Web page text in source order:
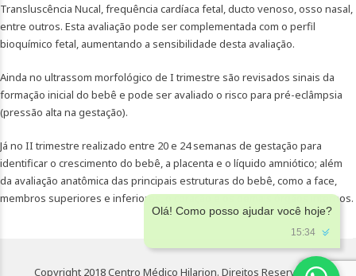
Olá! Como posso ajudar você hoje?
15:34
Transluscência Nucal, frequência cardíaca fetal, ducto venoso, osso nasal,
entre outros. Esta avaliação pode ser complementada com o perfil
bioquímico fetal, aumentando a sensibilidade desta avaliação.
Ainda no ultrassom morfológico de I trimestre são revisados sinais da
formação inicial do bebê e pode ser avaliado o risco para pré-eclâmpsia
(pressão alta na gestação).
Já no II trimestre realizado entre 20 e 24 semanas de gestação para
identificar o crescimento do bebê, a placenta e o líquido amniótico; além
da avaliação anatômica das principais estruturas do bebê, como a face,
membros superiores e inferiores, o coração e os demais órgãos internos.
Copyright 2018 Centro Médico Hilarion. Direitos Reservados.